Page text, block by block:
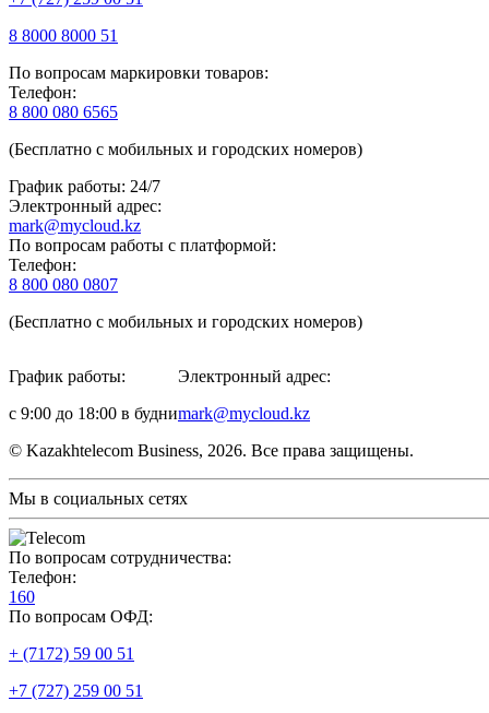
8 8000 8000 51
По вопросам маркировки товаров:
Телефон:
8 800 080 6565
(Бесплатно с мобильных и городских номеров)
График работы: 24/7
Электронный адрес:
mark@mycloud.kz
По вопросам работы с платформой:
Телефон:
8 800 080 0807
(Бесплатно с мобильных и городских номеров)
График работы:
с 9:00 до 18:00 в будни
Электронный адрес:
mark@mycloud.kz
© Kazakhtelecom Business, 2026. Все права защищены.
Мы в социальных сетях
По вопросам сотрудничества:
Телефон:
160
По вопросам ОФД:
+ (7172) 59 00 51
+7 (727) 259 00 51